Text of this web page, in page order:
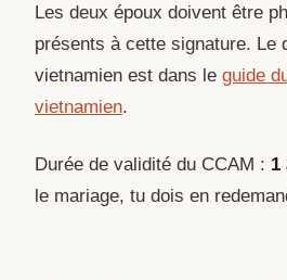
Les deux époux doivent être
présents à cette signature. Le
vietnamien est dans le guide
vietnamien.
Durée de validité du CCAM : 1
le mariage, tu dois en